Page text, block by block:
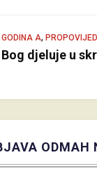
GODINA A, PROPOVIJEDI
Bog djeluje u
ODMAH